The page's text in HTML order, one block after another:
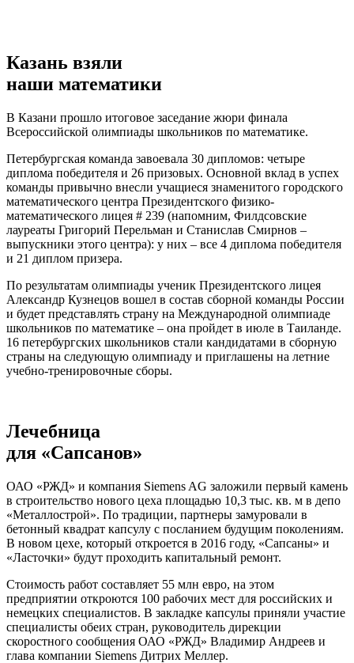
Казань взяли
наши математики
В Казани прошло итоговое заседание жюри финала
Всероссийской олимпиады школьников по математике.
Петербургская команда завоевала 30 дипломов: четыре
диплома победителя и 26 призовых. Основной вклад в успех
команды привычно внесли учащиеся знаменитого городского
математического центра Президентского физико-
математического лицея # 239 (напомним, Филдсовские
лауреаты Григорий Перельман и Станислав Смирнов –
выпускники этого центра): у них – все 4 диплома победителя
и 21 диплом призера.
По результатам олимпиады ученик Президентского лицея
Александр Кузнецов вошел в состав сборной команды России
и будет представлять страну на Международной олимпиаде
школьников по математике – она пройдет в июле в Таиланде.
16 петербургских школьников стали кандидатами в сборную
страны на следующую олимпиаду и приглашены на летние
учебно-тренировочные сборы.
Лечебница
для «Сапсанов»
ОАО «РЖД» и компания Siemens AG заложили первый камень
в строительство нового цеха площадью 10,3 тыс. кв. м в депо
«Металлострой». По традиции, партнеры замуровали в
бетонный квадрат капсулу с посланием будущим поколениям.
В новом цехе, который откроется в 2016 году, «Сапсаны» и
«Ласточки» будут проходить капитальный ремонт.
Стоимость работ составляет 55 млн евро, на этом
предприятии откроются 100 рабочих мест для российских и
немецких специалистов. В закладке капсулы приняли участие
специалисты обеих стран, руководитель дирекции
скоростного сообщения ОАО «РЖД» Владимир Андреев и
глава компании Siemens Дитрих Меллер.